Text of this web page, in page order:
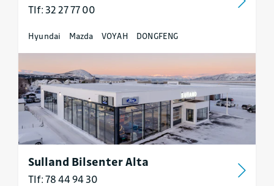
Tlf: 32 27 77 00
Hyundai Mazda VOYAH DONGFENG
Sulland Bilsenter Alta
Tlf: 78 44 94 30